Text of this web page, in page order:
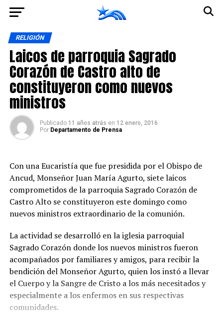
RELIGIÓN
Laicos de parroquia Sagrado
Corazón de Castro alto de
constituyeron como nuevos
ministros
Publicado 11 años atrás en 12 enero, 2016
Por Departamento de Prensa
Con una Eucaristía que fue presidida por el Obispo de
Ancud, Monseñor Juan María Agurto, siete laicos
comprometidos de la parroquia Sagrado Corazón de
Castro Alto se constituyeron este domingo como
nuevos ministros extraordinario de la comunión.
La actividad se desarrolló en la iglesia parroquial
Sagrado Corazón donde los nuevos ministros fueron
acompañados por familiares y amigos, para recibir la
bendición del Monseñor Agurto, quien los instó a llevar
el Cuerpo y la Sangre de Cristo a los más necesitados y
especialmente a los enfermos en sus respectivas
comunidades.
Ir a la versión móvil